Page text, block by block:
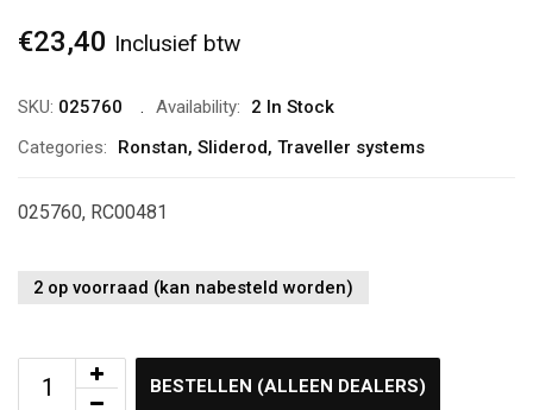
€23,40 Inclusief btw
SKU: 025760 Availability:
2 In Stock
Categories:
Ronstan, Sliderod, Traveller systems
025760, RC00481
2 op voorraad (kan nabesteld worden)
BESTELLEN (ALLEEN DEALERS)